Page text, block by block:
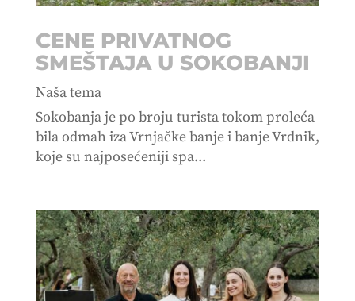
CENE PRIVATNOG
SMEŠTAJA U SOKOBANJI
Naša tema
Sokobanja je po broju turista tokom proleća
bila odmah iza Vrnjačke banje i banje Vrdnik,
koje su najposećeniji spa...